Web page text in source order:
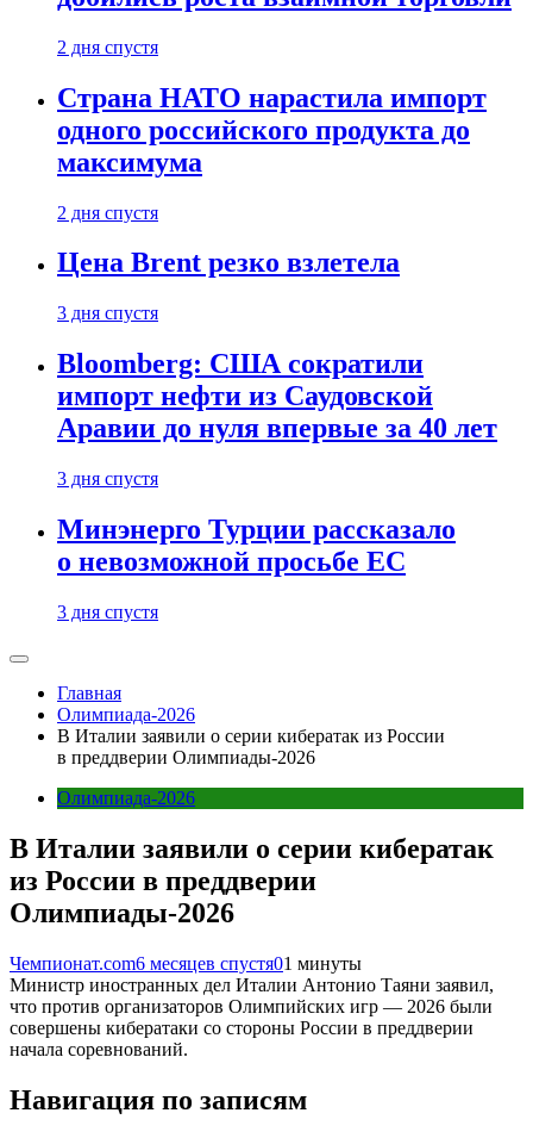
2 дня спустя
Страна НАТО нарастила импорт
одного российского продукта до
максимума
2 дня спустя
Цена Brent резко взлетела
3 дня спустя
Bloomberg: США сократили
импорт нефти из Саудовской
Аравии до нуля впервые за 40 лет
3 дня спустя
Минэнерго Турции рассказало
о невозможной просьбе ЕС
3 дня спустя
Главная
Олимпиада-2026
В Италии заявили о серии кибератак из России
в преддверии Олимпиады-2026
Олимпиада-2026
В Италии заявили о серии кибератак
из России в преддверии
Олимпиады-2026
Чемпионат.com6 месяцев спустя01 минуты
Министр иностранных дел Италии Антонио Таяни заявил,
что против организаторов Олимпийских игр — 2026 были
совершены кибератаки со стороны России в преддверии
начала соревнований.
Навигация по записям